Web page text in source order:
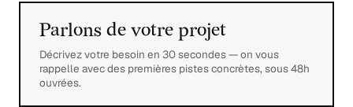
Parlons de votre projet
Décrivez votre besoin en 30 secondes — on vous
rappelle avec des premières pistes concrètes, sous 48h
ouvrées.